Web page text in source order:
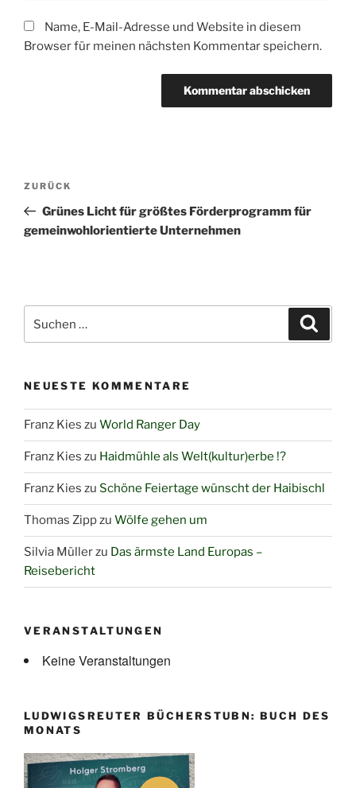
Name, E-Mail-Adresse und Website in diesem
Browser für meinen nächsten Kommentar speichern.
Beitragsnavigation
Vorheriger
Beitrag
ZURÜCK
Grünes Licht für größtes Förderprogramm für
gemeinwohlorientierte Unternehmen
nach:
NEUESTE KOMMENTARE
Franz Kies zu World Ranger Day
Franz Kies zu Haidmühle als Welt(kultur)erbe !?
Franz Kies zu Schöne Feiertage wünscht der Haibischl
Thomas Zippzu Wölfe gehen um
Silvia Müllerzu Das ärmste Land Europas –
Reisebericht
VERANSTALTUNGEN
Keine Veranstaltungen
LUDWIGSREUTER BÜCHERSTUBN: BUCH DES
MONATS